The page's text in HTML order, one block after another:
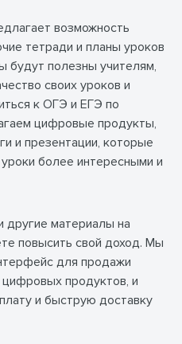
возможность
тетради и планы уроков
будут полезны учителям,
своих уроков и
к ОГЭ и ЕГЭ по
цифровые продукты,
и презентации, которые
более интересными и
другие материалы на
повысить свой доход. Мы
для продажи
продуктов, и
и быструю доставку